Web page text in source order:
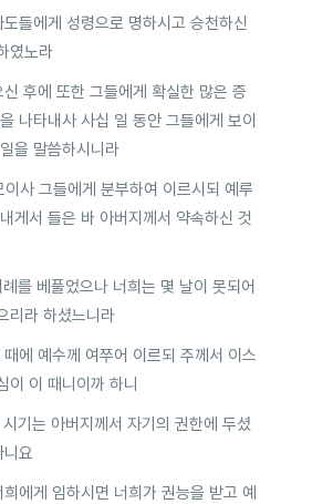
들에게 성령으로 명하시고 승천하신
였노라
후에 또한 그들에게 확실한 많은 증
나타내사 사십 일 동안 그들에게 보이
을 말씀하시니라
사 그들에게 분부하여 이르시되 예루
게서 들은 바 아버지께서 약속하신 것
를 베풀었으나 너희는 몇 날이 못되어
리라 하셨느니라
에 예수께 여쭈어 이르되 주께서 이스
이 이 때니이까 하니
기는 아버지께서 자기의 권한에 두셨
요
에게 임하시면 너희가 권능을 받고 예